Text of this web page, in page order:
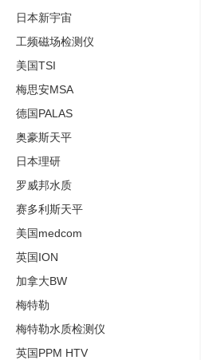
日本新宇宙
工频磁场检测仪
美国TSI
梅思安MSA
德国PALAS
奥豪斯天平
日本理研
罗威邦水质
赛多利斯天平
美国medcom
英国ION
加拿大BW
梅特勒
梅特勒水质检测仪
英国PPM HTV